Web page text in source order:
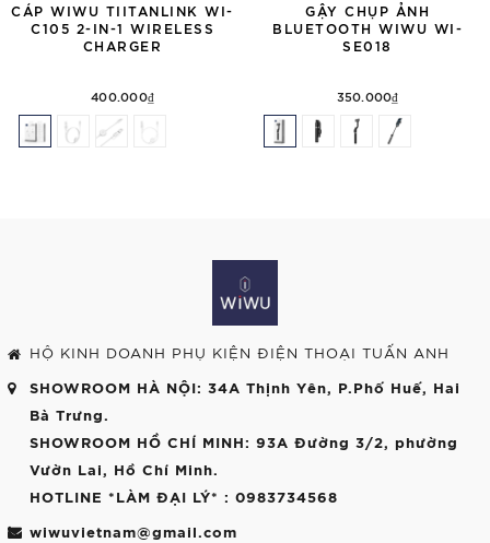
CÁP WIWU TIITANLINK WI-
C105 2-IN-1 WIRELESS
CHARGER
400.000₫
GẬY CHỤP ẢNH
BLUETOOTH WIWU WI-
SE018
350.000₫
HỘ KINH DOANH PHỤ KIỆN ĐIỆN THOẠI TUẤN ANH
SHOWROOM HÀ NỘI: 34A Thịnh Yên, P.Phố Huế, Hai
Bà Trưng.
SHOWROOM HỒ CHÍ MINH: 93A Đường 3/2, phường
Vườn Lai, Hồ Chí Minh.
HOTLINE *LÀM ĐẠI LÝ* : 0983734568
wiwuvietnam@gmail.com